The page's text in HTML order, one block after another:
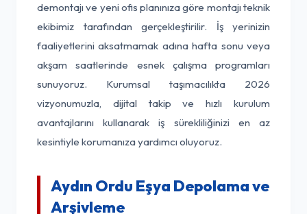
demontajı ve yeni ofis planınıza göre montajı teknik
ekibimiz tarafından gerçekleştirilir. İş yerinizin
faaliyetlerini aksatmamak adına hafta sonu veya
akşam saatlerinde esnek çalışma programları
sunuyoruz. Kurumsal taşımacılıkta 2026
vizyonumuzla, dijital takip ve hızlı kurulum
avantajlarını kullanarak iş sürekliliğinizi en az
kesintiyle korumanıza yardımcı oluyoruz.
Aydın Ordu Eşya Depolama ve
Arşivleme